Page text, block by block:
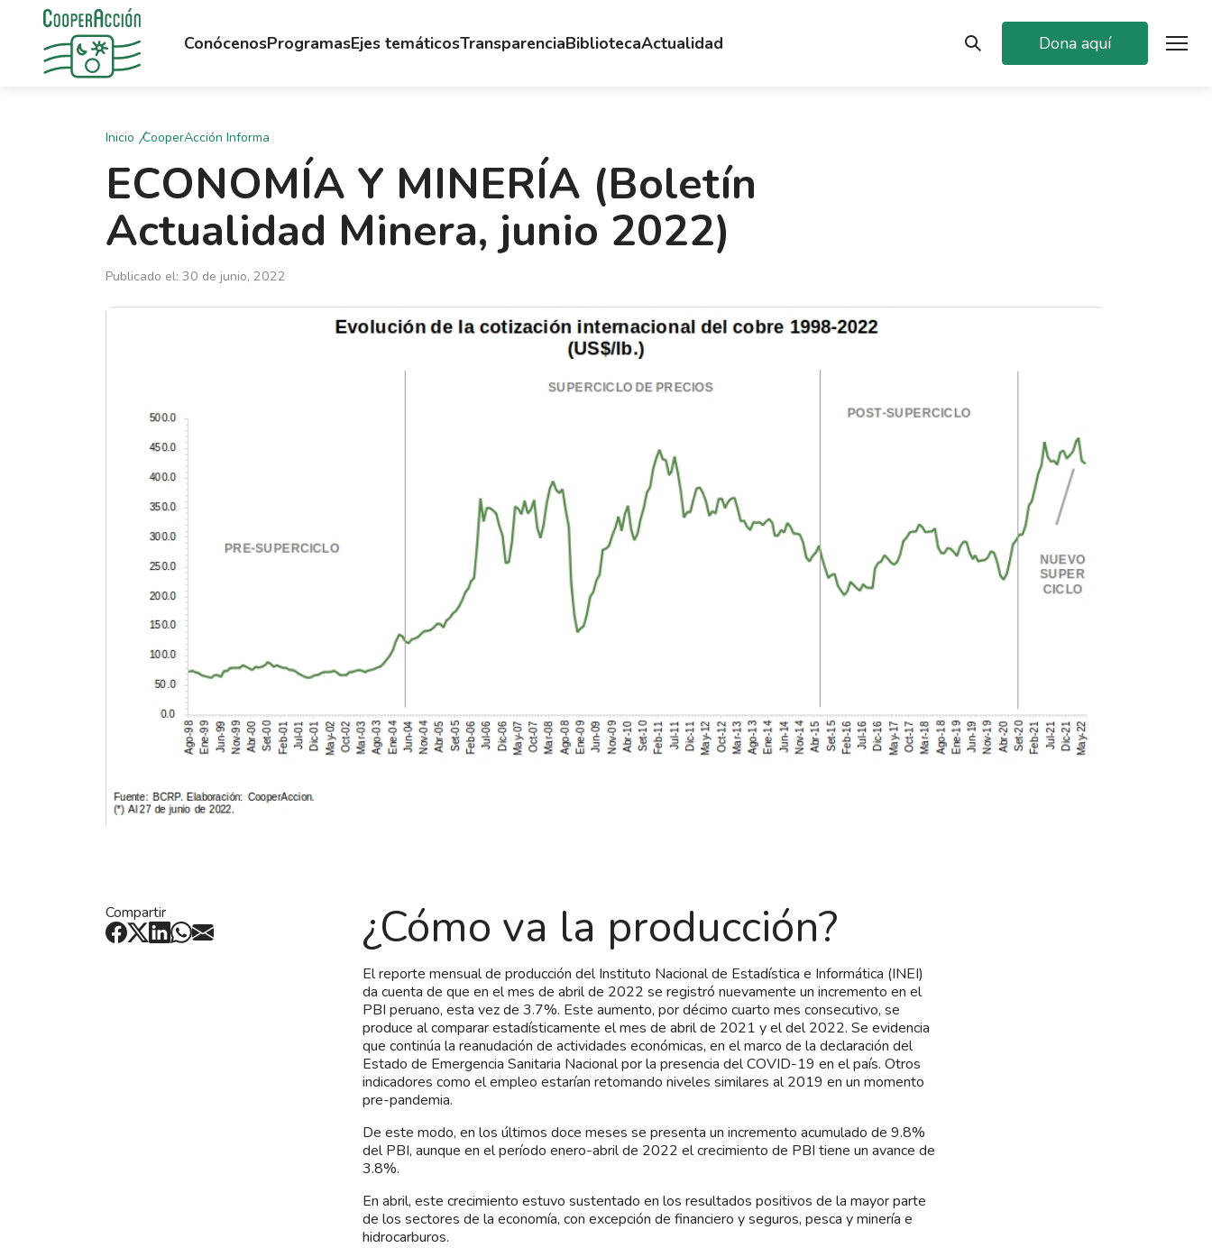
ConócenosProgramasEjes temáticosTransparenciaBibliotecaActualidad Dona aquí
Inicio CooperAcción Informa
ECONOMÍA Y MINERÍA (Boletín
Actualidad Minera, junio 2022)
Publicado el: 30 de junio, 2022
Compartir ¿Cómo va la producción?
El reporte mensual de producción del Instituto Nacional de Estadística e Informática (INEI)
da cuenta de que en el mes de abril de 2022 se registró nuevamente un incremento en el
PBI peruano, esta vez de 3.7%. Este aumento, por décimo cuarto mes consecutivo, se
produce al comparar estadísticamente el mes de abril de 2021 y el del 2022. Se evidencia
que continúa la reanudación de actividades económicas, en el marco de la declaración del
Estado de Emergencia Sanitaria Nacional por la presencia del COVID-19 en el país. Otros
indicadores como el empleo estarían retomando niveles similares al 2019 en un momento
pre-pandemia.
De este modo, en los últimos doce meses se presenta un incremento acumulado de 9.8%
del PBI, aunque en el período enero-abril de 2022 el crecimiento de PBI tiene un avance de
3.8%.
En abril, este crecimiento estuvo sustentado en los resultados positivos de la mayor parte
de los sectores de la economía, con excepción de financiero y seguros, pesca y minería e
hidrocarburos.